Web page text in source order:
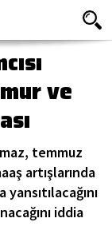
ve
temmuz
artışlarında
iddia